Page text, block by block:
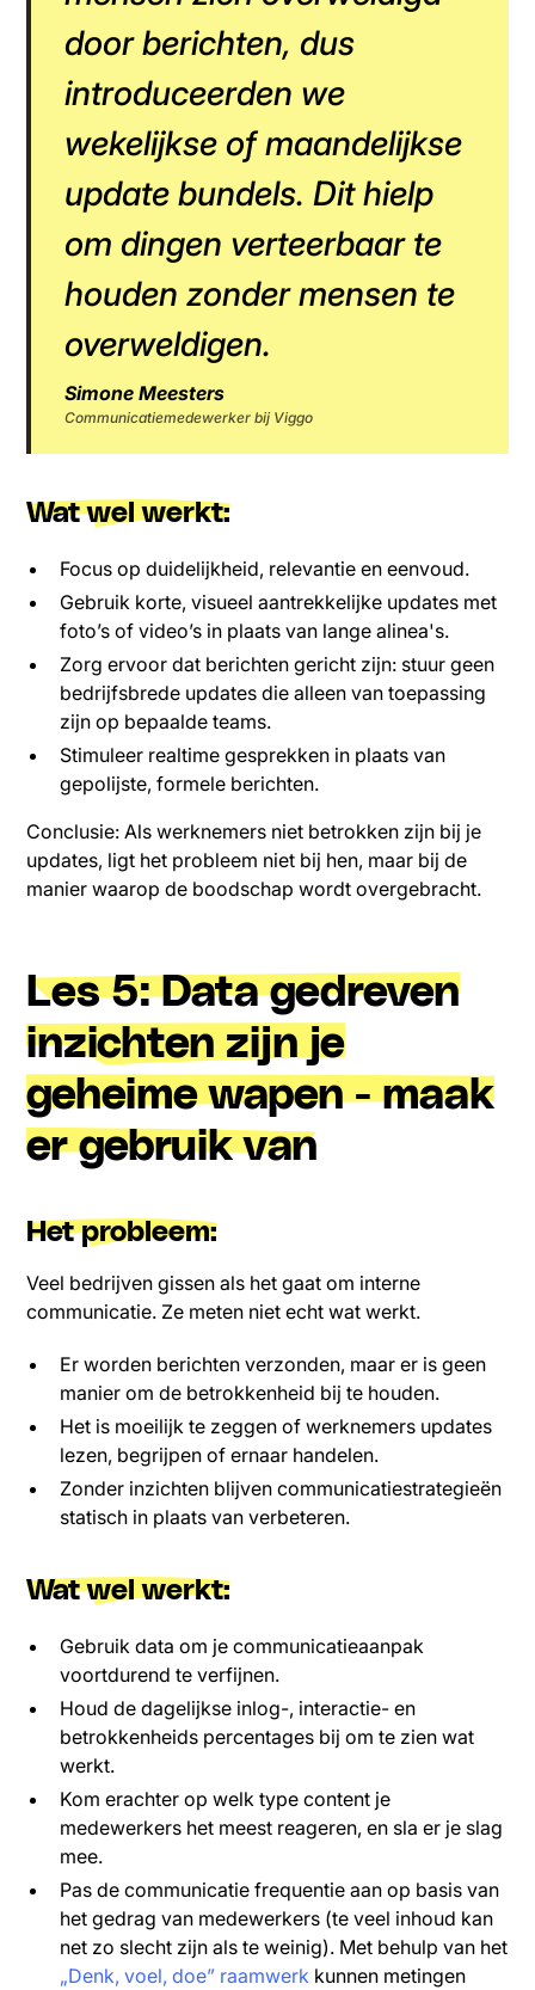
door berichten, dus
introduceerden we
wekelijkse of maandelijkse
update bundels. Dit hielp
om dingen verteerbaar te
houden zonder mensen te
overweldigen.
Simone Meesters
Communicatiemedewerker bij Viggo
Wat wel werkt:
Focus op duidelijkheid, relevantie en eenvoud.
Gebruik korte, visueel aantrekkelijke updates met
foto’s of video’s in plaats van lange alinea's.
Zorg ervoor dat berichten gericht zijn: stuur geen
bedrijfsbrede updates die alleen van toepassing
zijn op bepaalde teams.
Stimuleer realtime gesprekken in plaats van
gepolijste, formele berichten.
Conclusie: Als werknemers niet betrokken zijn bij je
updates, ligt het probleem niet bij hen, maar bij de
manier waarop de boodschap wordt overgebracht.
Les 5: Data gedreven
inzichten zijn je
geheime wapen - maak
er gebruik van
Het probleem:
Veel bedrijven gissen als het gaat om interne
communicatie. Ze meten niet echt wat werkt.
Er worden berichten verzonden, maar er is geen
manier om de betrokkenheid bij te houden.
Het is moeilijk te zeggen of werknemers updates
lezen, begrijpen of ernaar handelen.
Zonder inzichten blijven communicatiestrategieën
statisch in plaats van verbeteren.
Wat wel werkt:
Gebruik data om je communicatieaanpak
voortdurend te verfijnen.
Houd de dagelijkse inlog-, interactie- en
betrokkenheids percentages bij om te zien wat
werkt.
Kom erachter op welk type content je
medewerkers het meest reageren, en sla er je slag
mee.
Pas de communicatie frequentie aan op basis van
het gedrag van medewerkers (te veel inhoud kan
net zo slecht zijn als te weinig). Met behulp van het
„Denk, voel, doe” raamwerk kunnen metingen